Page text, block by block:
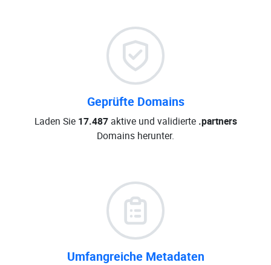
Geprüfte Domains
Laden Sie 17.487aktive und validierte .partners
Domains herunter.
Umfangreiche Metadaten